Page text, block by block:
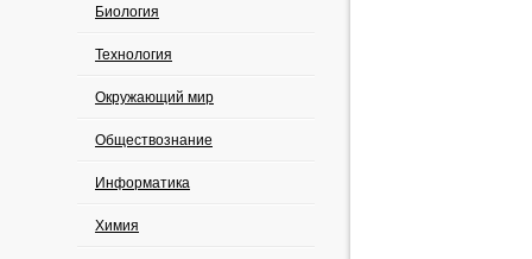
Биология
Технология
Окружающий мир
Обществознание
Информатика
Химия